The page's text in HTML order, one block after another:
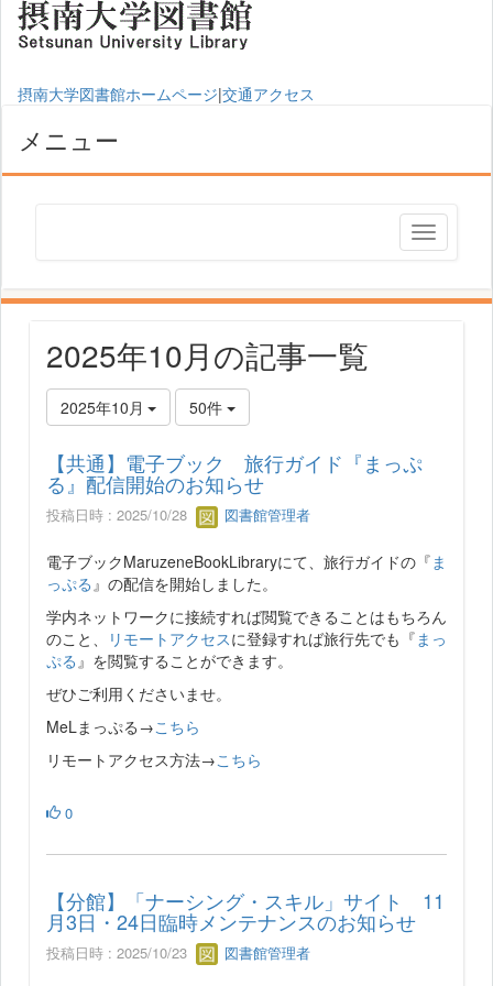
摂南大学図書館ホームページ|交通アクセス
メニュー
2025年10月の記事一覧
2025年10月 50件
【共通】電子ブック 旅行ガイド『まっぷ
る』配信開始のお知らせ
投稿日時 : 2025/10/28 図書館管理者
電子ブックMaruzeneBookLibraryにて、旅行ガイドの『 ま
っぷる 』の配信を開始しました。
学内ネットワークに接続すれば閲覧できることはもちろん
のこと、
リモートアクセスに登録すれば旅行先でも『 まっ
ぷる 』を閲覧することができます。
ぜひご利用くださいませ。
MeLまっぷる→こちら
リモートアクセス方法→こちら
0
【分館】「ナーシング・スキル」サイト 11
月3日・24日臨時メンテナンスのお知らせ
投稿日時 : 2025/10/23 図書館管理者